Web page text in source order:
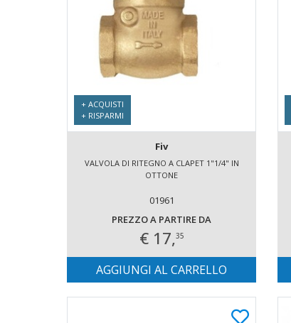
+ ACQUISTI
+ RISPARMI
Fiv
VALVOLA DI RITEGNO A CLAPET 1"1/4" IN
OTTONE
01961
PREZZO A PARTIRE DA
€ 17,35
AGGIUNGI AL CARRELLO